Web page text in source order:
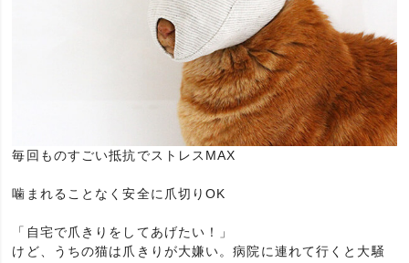
毎回ものすごい抵抗でストレスMAX
噛まれることなく安全に爪切りOK
「自宅で爪きりをしてあげたい！」
けど、うちの猫は爪きりが大嫌い。病院に連れて行くと大騒